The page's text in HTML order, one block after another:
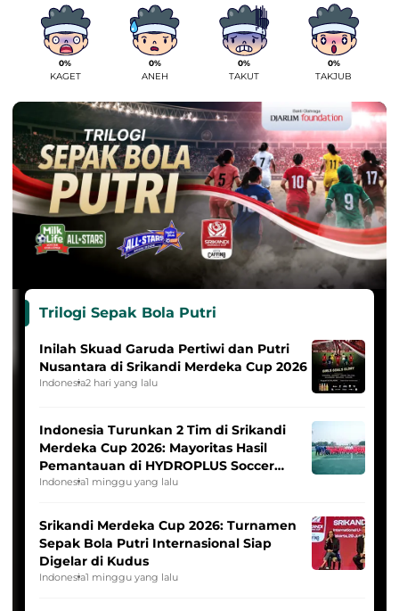
0%
KAGET
0%
ANEH
0%
TAKUT
0%
TAKJUB
Trilogi Sepak Bola Putri
Inilah Skuad Garuda Pertiwi dan Putri
Nusantara di Srikandi Merdeka Cup 2026
Indonesia2 hari yang lalu
Indonesia Turunkan 2 Tim di Srikandi
Merdeka Cup 2026: Mayoritas Hasil
Pemantauan di HYDROPLUS Soccer
League
Indonesia1 minggu yang lalu
Srikandi Merdeka Cup 2026: Turnamen
Sepak Bola Putri Internasional Siap
Digelar di Kudus
Indonesia1 minggu yang lalu